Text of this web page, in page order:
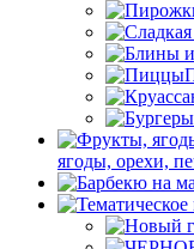
ягоды, орехи,